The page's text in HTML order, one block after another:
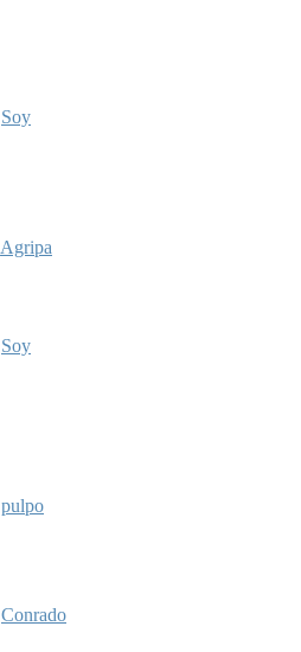
Soy
Agripa
Soy
pulpo
Conrado